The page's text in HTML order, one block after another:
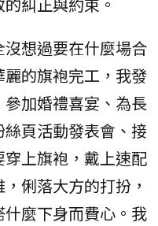
想過要在什麼場合
的旗袍完工，我發
加婚禮喜宴、為長
頁活動發表會、接
上旗袍，戴上速配
俐落大方的打扮，
麼下身而費心。我